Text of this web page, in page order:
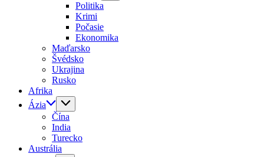
Politika
Krimi
Počasie
Ekonomika
Maďarsko
Švédsko
Ukrajina
Rusko
Afrika
Ázia
Čína
India
Turecko
Austrália